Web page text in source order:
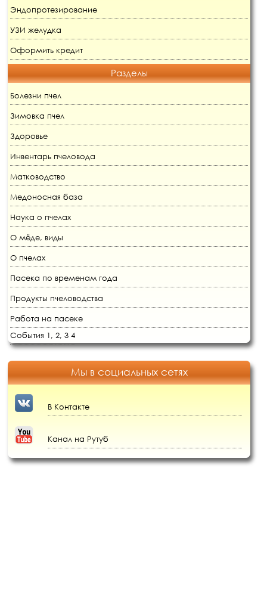
Эндопротезирование
УЗИ желудка
Оформить кредит
Разделы
Болезни пчел
Зимовка пчел
Здоровье
Инвентарь пчеловода
Матководство
Медоносная база
Наука о пчелах
О мёде, виды
О пчелах
Пасека по временам года
Продукты пчеловодства
Работа на пасеке
События 1, 2, 3 4
Мы в социальных сетях
В Контакте
Канал на Рутуб